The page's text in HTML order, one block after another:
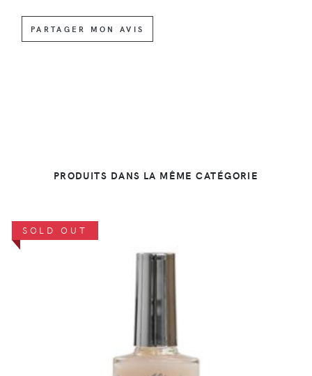
PARTAGER MON AVIS
PRODUITS DANS LA MÊME CATÉGORIE
SOLD OUT
DÉTAILS